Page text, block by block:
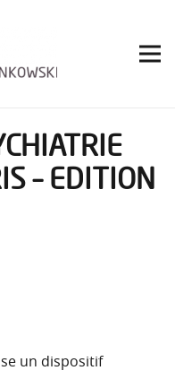
– EDITION
un dispositif